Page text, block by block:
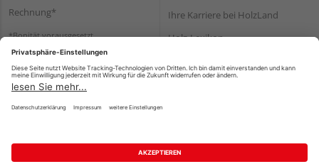
Rechnung*
*Bonität vorausgesetzt
Ihre Karriere bei HolzLand
Holz-Lexikon
Impressum Datenschutz
Nutzungsbedingungen